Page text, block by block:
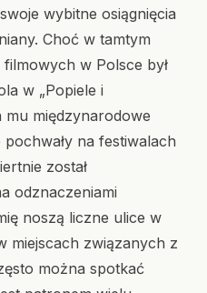
wybitne osiągnięcia
Choć w tamtym
w Polsce był
w „Popiele i
mu międzynarodowe
na festiwalach
został
odznaczeniami
noszą liczne ulice w
miejscach związanych z
można spotkać